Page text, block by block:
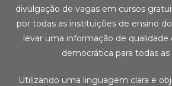
divulgação de vagas em cursos
por todas as instituições de ensino
levar uma informação de qualidade
democrática para todas as
Utilizando uma linguagem clara e